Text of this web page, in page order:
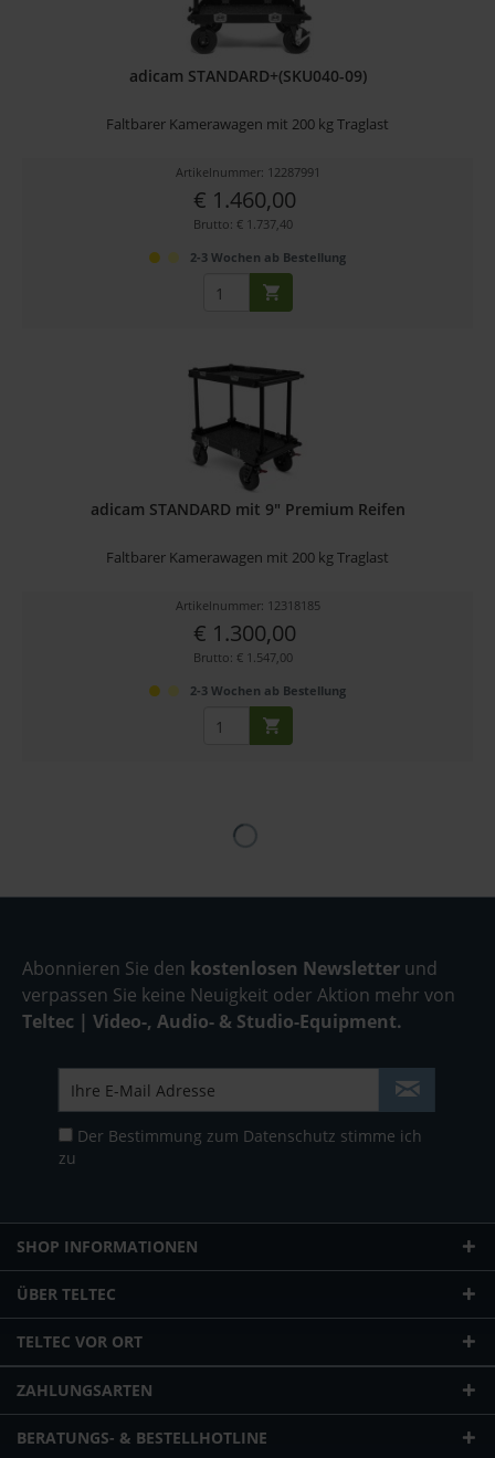
adicam STANDARD+(SKU040-09)
Faltbarer Kamerawagen mit 200 kg Traglast
Artikelnummer: 12287991
€ 1.460,00
Brutto: € 1.737,40
2-3 Wochen ab Bestellung
adicam STANDARD mit 9" Premium Reifen
Faltbarer Kamerawagen mit 200 kg Traglast
Artikelnummer: 12318185
€ 1.300,00
Brutto: € 1.547,00
2-3 Wochen ab Bestellung
Abonnieren Sie den kostenlosen Newsletter und
verpassen Sie keine Neuigkeit oder Aktion mehr von
Teltec | Video-, Audio- & Studio-Equipment.
Der Bestimmung zum Datenschutz stimme ich
zu
SHOP INFORMATIONEN
ÜBER TELTEC
TELTEC VOR ORT
ZAHLUNGSARTEN
BERATUNGS- & BESTELLHOTLINE